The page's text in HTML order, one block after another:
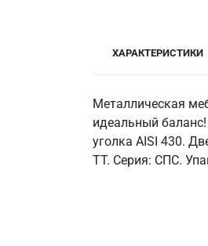
ХАРАКТЕРИСТИКИ
Металлическая
идеальный
уголка AISI 430.
ТТ. Серия: СПС.